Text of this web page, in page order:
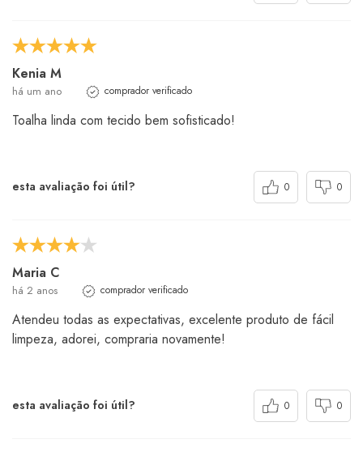
Kenia M
há um ano comprador verificado
Toalha linda com tecido bem sofisticado!
esta avaliação foi útil? 0 0
Maria C
há 2 anos comprador verificado
Atendeu todas as expectativas, excelente produto de fácil
limpeza, adorei, compraria novamente!
esta avaliação foi útil? 0 0